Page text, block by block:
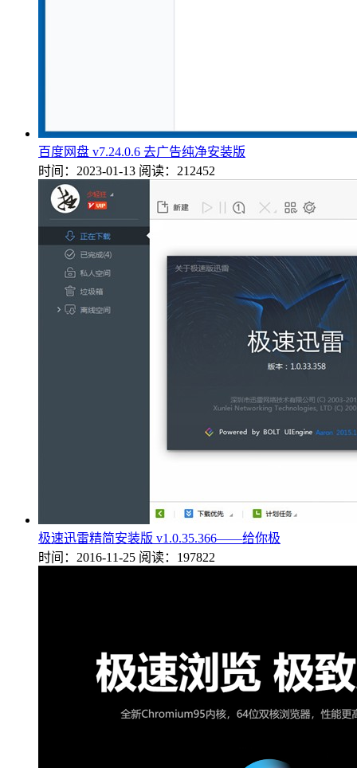
百度网盘 v7.24.0.6 去广告纯净安装版
时间：2023-01-13 阅读：212452
极速迅雷精简安装版 v1.0.35.366——给你极
时间：2016-11-25 阅读：197822